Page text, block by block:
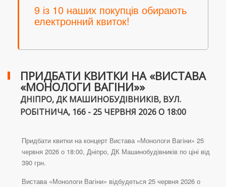
9 із 10 наших покупців обирають
електронний квиток!
ПРИДБАТИ КВИТКИ НА «ВИСТАВА
«МОНОЛОГИ ВАГІНИ»»
ДНІПРО, ДК МАШИНОБУДІВНИКІВ, ВУЛ.
РОБІТНИЧА, 166 - 25 ЧЕРВНЯ 2026 О 18:00
Придбати квитки на концерт Вистава «Монологи Вагіни» 25
червня 2026 о 18:00, Дніпро, ДК Машинобудівників по ціні від
390 грн.
Вистава «Монологи Вагіни» відбудеться 25 червня 2026 о